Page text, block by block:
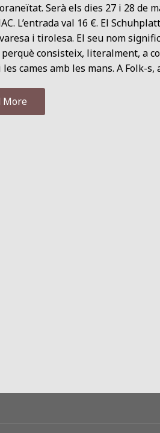
Serà els dies 27 i 28 de
L’entrada val 16 €. El
i tirolesa. El seu nom
perquè consisteix, literalment, a
cames amb les mans. A Folk-s,
More